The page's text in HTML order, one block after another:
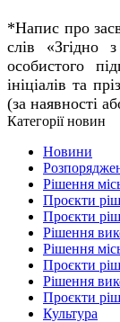
*Напис про
слів «Згідно
особистого
ініціалів та
(за наявності
Категорії новин
Новини
Рішення
Проєкти
Проєкти
Рішення
Рішення
Проєкти
Рішення
Проєкти
Культура